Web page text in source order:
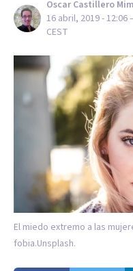
Oscar Castillero
16 abril, 2019 - 12:06
CEST
El miedo extremo a las
fobia.Unsplash.